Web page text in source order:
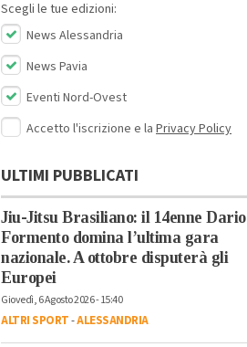
Scegli le tue edizioni:
News Alessandria
News Pavia
Eventi Nord-Ovest
Accetto l'iscrizione e la Privacy Policy
ULTIMI PUBBLICATI
Jiu-Jitsu Brasiliano: il 14enne Dario
Formento domina l’ultima gara
nazionale. A ottobre disputerà gli
Europei
Giovedì, 6 Agosto 2026 - 15:40
ALTRI SPORT-ALESSANDRIA